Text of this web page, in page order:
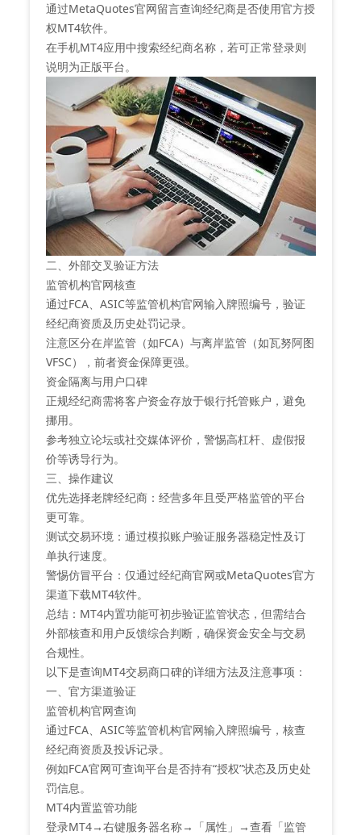
通过MetaQuotes官网留言查询经纪商是否使用官方授
权MT4软件‌。
在手机MT4应用中搜索经纪商名称，若可正常登录则
说明为正版平台‌。
二、外部交叉验证方法
‌监管机构官网核查‌
通过FCA、ASIC等监管机构官网输入牌照编号，验证
经纪商资质及历史处罚记录‌。
注意区分在岸监管（如FCA）与离岸监管（如瓦努阿图
VFSC），前者资金保障更强‌。
‌资金隔离与用户口碑‌
正规经纪商需将客户资金存放于银行托管账户，避免
挪用‌。
参考独立论坛或社交媒体评价，警惕高杠杆、虚假报
价等诱导行为‌。
三、操作建议
‌优先选择老牌经纪商‌：经营多年且受严格监管的平台
更可靠‌。
‌测试交易环境‌：通过模拟账户验证服务器稳定性及订
单执行速度‌。
‌警惕仿冒平台‌：仅通过经纪商官网或MetaQuotes官方
渠道下载MT4软件‌。
‌总结‌：MT4内置功能可初步验证监管状态，但需结合
外部核查和用户反馈综合判断，确保资金安全与交易
合规性‌。
以下是查询MT4交易商口碑的详细方法及注意事项：
一、官方渠道验证
‌监管机构官网查询‌
通过FCA、ASIC等监管机构官网输入牌照编号，核查
经纪商资质及投诉记录‌。
例如FCA官网可查询平台是否持有“授权”状态及历史处
罚信息‌。
‌MT4内置监管功能‌
登录MT4→右键服务器名称→「属性」→查看「监管